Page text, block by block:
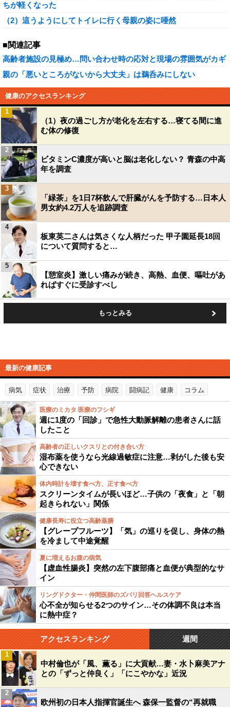
ちが軽くなった
（2）這うようにしてトイレに行く母親の姿に唖然
■関連記事
高齢者施設の見極め…問い合わせ時の応対と現場の雰囲気がカギ
親の「悪いところがないから大丈夫」は鵜呑みにしない
健康のアクセスランキング
（1）夜の過ごし方が老化を左右する…寝てる間に進
む体の修復
1
ビタミンC濃度が高いと脳は老化しない？ 青森の中高
年を調査
2
「緑茶」を1日7杯飲んで肝臓がんを予防する…日本人
男女約4.2万人を追跡調査
3
板東英二さんは気さくな人柄だった 甲子園延長18回
について質問すると…
4
【憩室炎】激しい痛みが続き、高熱、血便、嘔吐があ
ればすぐに受診すべし
5
もっとみる
最新の健康記事
病気 症状 治療 予防 病院 闘病記 健康 コラム
医療のミカタ 医療のフシギ
週に1度の「回診」で急性大動脈解離の患者さんに話
したこと
高齢者の正しいクスリとの付き合い方
湿布薬を使うなら光線過敏症に注意…剥がした後も安
心できない
体内時計を壊す食べ方、正す食べ方
スクリーンタイムが長いほど…子供の「夜食」と「朝
起きられない」関係
健康長寿に役立つ高齢薬膳
【グレープフルーツ】「気」の巡りを促し、身体の熱
を冷まして中途覚醒
夏に増えるお腹の病気
【虚血性腸炎】突然の左下腹部痛と血便が典型的なサ
イン
リングドクター・仲間医師のズバリ回答ヘルスケア
心不全が知らせる2つのサイン…その体調不良は本当
に熱中症？
アクセスランキング 週間
中村倫也が「風、薫る」に大貢献…妻・水卜麻美アナ
との「ずっと仲良く」「にこやかな」近況
1
欧州初の日本人指揮官誕生へ 森保一監督の“再就職
2